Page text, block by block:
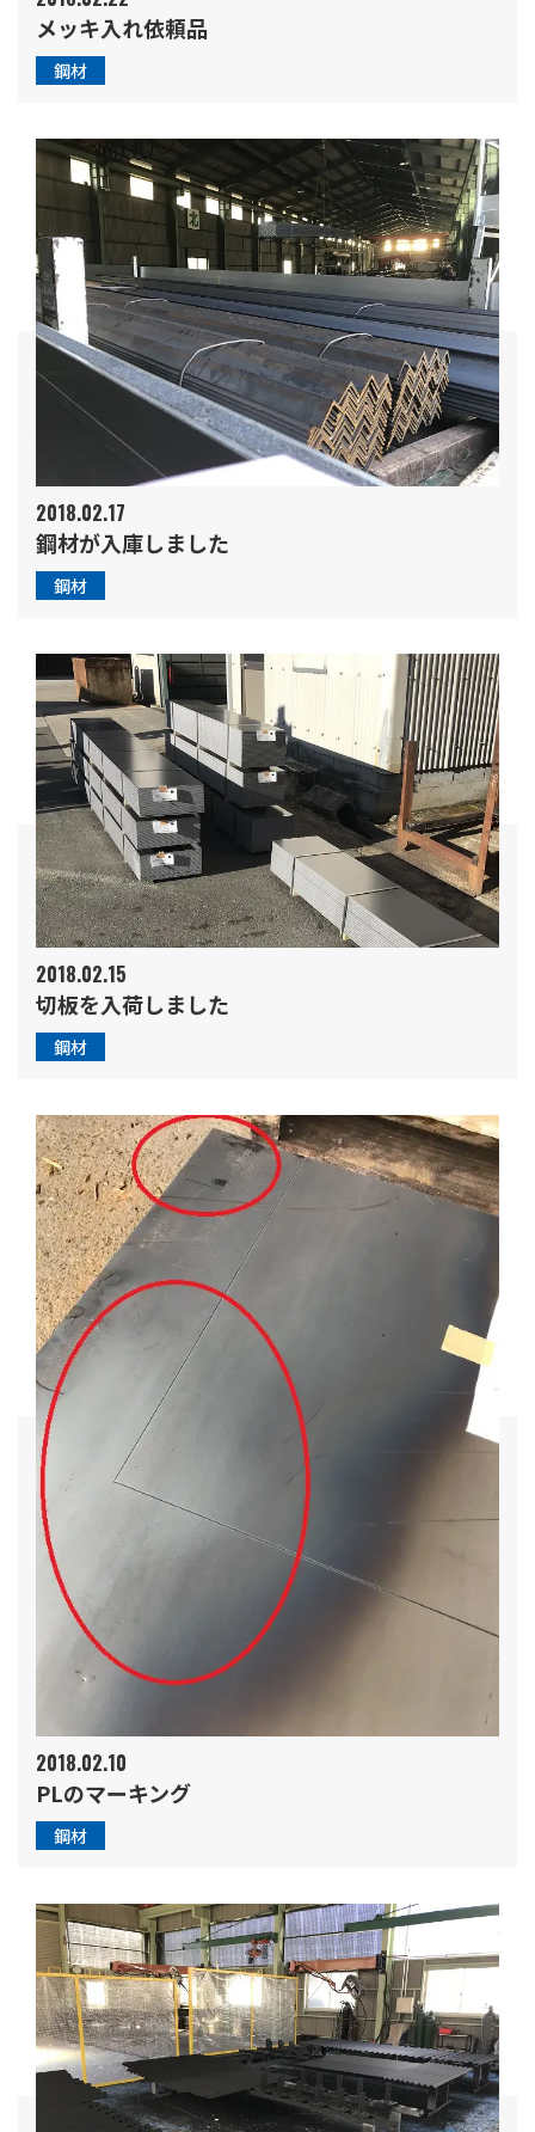
メッキ入れ依頼品
鋼材
2018.02.17
鋼材が入庫しました
鋼材
2018.02.15
切板を入荷しました
鋼材
2018.02.10
PLのマーキング
鋼材